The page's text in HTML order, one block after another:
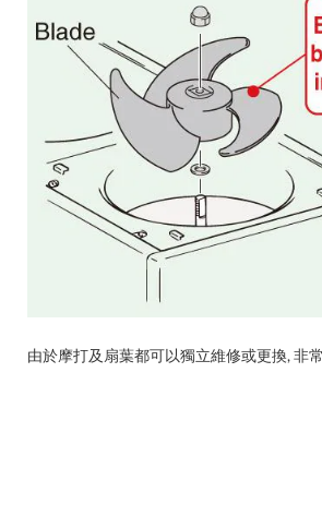
由於摩打及扇葉都可以獨立維修或更換, 非